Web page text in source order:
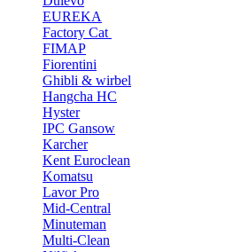
EUREKA
Factory Cat
FIMAP
Fiorentini
Ghibli & wirbel
Hangcha HC
Hyster
IPC Gansow
Karcher
Kent Euroclean
Komatsu
Lavor Pro
Mid-Central
Minuteman
Multi-Clean